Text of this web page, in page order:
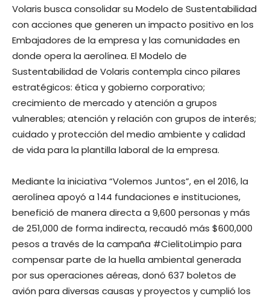
Volaris busca consolidar su Modelo de Sustentabilidad
con acciones que generen un impacto positivo en los
Embajadores de la empresa y las comunidades en
donde opera la aerolínea. El Modelo de
Sustentabilidad de Volaris contempla cinco pilares
estratégicos: ética y gobierno corporativo;
crecimiento de mercado y atención a grupos
vulnerables; atención y relación con grupos de interés;
cuidado y protección del medio ambiente y calidad
de vida para la plantilla laboral de la empresa.
Mediante la iniciativa “Volemos Juntos”, en el 2016, la
aerolínea apoyó a 144 fundaciones e instituciones,
benefició de manera directa a 9,600 personas y más
de 251,000 de forma indirecta, recaudó más $600,000
pesos a través de la campaña #CielitoLimpio para
compensar parte de la huella ambiental generada
por sus operaciones aéreas, donó 637 boletos de
avión para diversas causas y proyectos y cumplió los